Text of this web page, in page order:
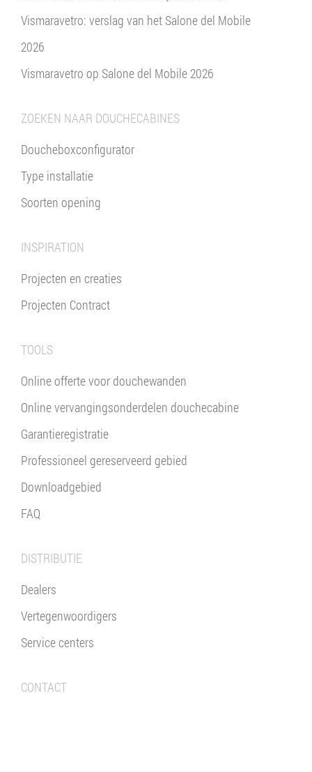
Vismaravetro: verslag van het Salone del Mobile
2026
Vismaravetro op Salone del Mobile 2026
ZOEKEN NAAR DOUCHECABINES
Doucheboxconfigurator
Type installatie
Soorten opening
INSPIRATION
Projecten en creaties
Projecten Contract
TOOLS
Online offerte voor douchewanden
Online vervangingsonderdelen douchecabine
Garantieregistratie
Professioneel gereserveerd gebied
Downloadgebied
FAQ
DISTRIBUTIE
Dealers
Vertegenwoordigers
Service centers
CONTACT